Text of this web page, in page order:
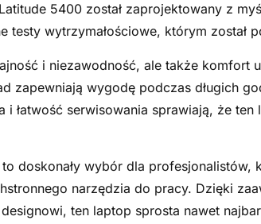
5400 został zaprojektowany z
testy wytrzymałościowe, którym został
i niezawodność, ale także komfort
zapewniają wygodę podczas długich
i łatwość serwisowania sprawiają, że
doskonały wybór dla profesjonalistów,
narzędzia do pracy. Dzięki
ten laptop sprosta nawet